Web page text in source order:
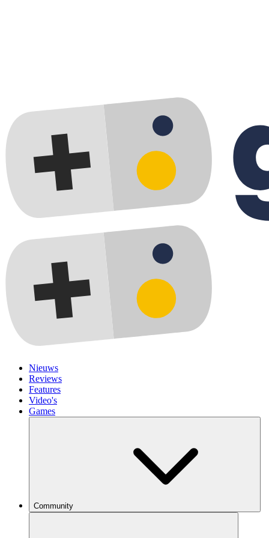
Nieuws
Reviews
Features
Video's
Games
Community